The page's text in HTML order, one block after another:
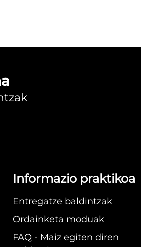
Informazio praktikoa
Entregatze baldintzak
Ordainketa moduak
FAQ - Maiz egiten diren